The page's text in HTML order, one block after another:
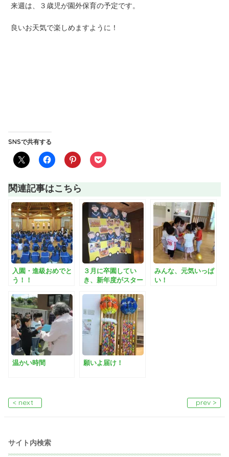
来週は、３歳児が園外保育の予定です。
良いお天気で楽しめますように！
SNSで共有する
関連記事はこちら
入園・進級おめでと
う！！
３月に卒園してい
き、新年度がスター
みんな、元気いっぱ
い！
温かい時間 願いよ届け！
< next prev >
サイト内検索